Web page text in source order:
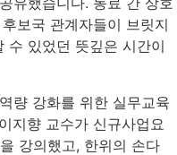
보국 관계자들이 브릿지
수 있었던 뜻깊은 시간이
량 강화를 위한 실무교육
지향 교수가 신규사업요
강의했고, 한위의 손다